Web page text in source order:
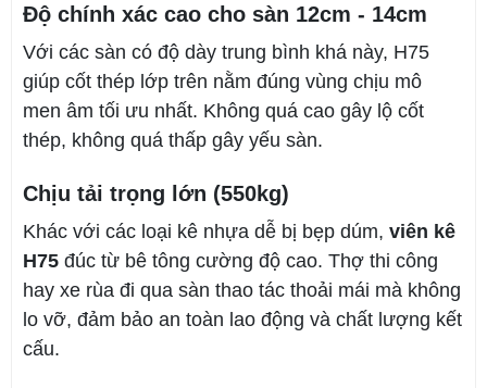
Độ chính xác cao cho sàn 12cm - 14cm
Với các sàn có độ dày trung bình khá này, H75
giúp cốt thép lớp trên nằm đúng vùng chịu mô
men âm tối ưu nhất. Không quá cao gây lộ cốt
thép, không quá thấp gây yếu sàn.
Chịu tải trọng lớn (550kg)
Khác với các loại kê nhựa dễ bị bẹp dúm, viên kê
H75 đúc từ bê tông cường độ cao. Thợ thi công
hay xe rùa đi qua sàn thao tác thoải mái mà không
lo vỡ, đảm bảo an toàn lao động và chất lượng kết
cấu.